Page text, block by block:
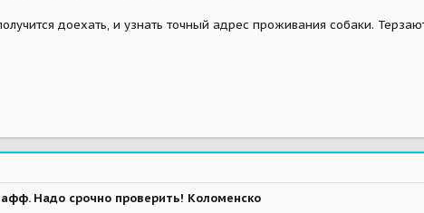
доехать, и узнать точный адрес проживания собаки.
Надо срочно проверить! Коломенско